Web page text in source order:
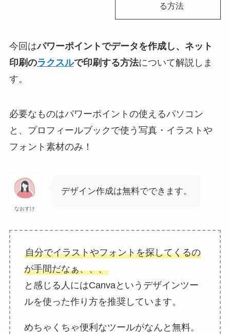
る方法
今回はパワーポイントでデータを作成し、ネット
印刷のラクスルで印刷する方法について解説しま
す。
必要なものはパワーポイントの使えるパソコン
と、プロフィールブックで使う写真・イラストや
フォント素材のみ！
なおすけ
デザイン作成は無料でできます。
自分でイラストやフォントを探してくるの
が手間だなぁ、、、
と感じる人にはCanvaというデザインツー
ルを使った作り方を推奨しています。
めちゃくちゃ便利なツールがなんと無料。